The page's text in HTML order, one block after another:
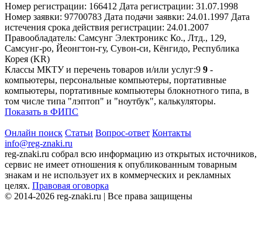
Номер регистрации: 166412 Дата регистрации: 31.07.1998
Номер заявки: 97700783 Дата подачи заявки: 24.01.1997 Дата
истечения срока действия регистрации: 24.01.2007
Правообладатель: Самсунг Электроникс Ко., Лтд., 129,
Самсунг-ро, Йеонгтон-гу, Сувон-си, Кёнгидо, Республика
Корея (KR)
Классы МКТУ и перечень товаров и/или услуг:9 9 -
компьютеры, персональные компьютеры, портативные
компьютеры, портативные компьютеры блокнотного типа, в
том числе типа "лэптоп" и "ноутбук", калькуляторы.
Показать в ФИПС
Онлайн поиск Статьи Вопрос-ответ Контакты
info@reg-znaki.ru
reg-znaki.ru собрал всю информацию из открытых источников,
сервис не имеет отношения к опубликованным товарным
знакам и не использует их в коммерческих и рекламных
целях. Правовая оговорка
© 2014-2026 reg-znaki.ru | Все права защищены